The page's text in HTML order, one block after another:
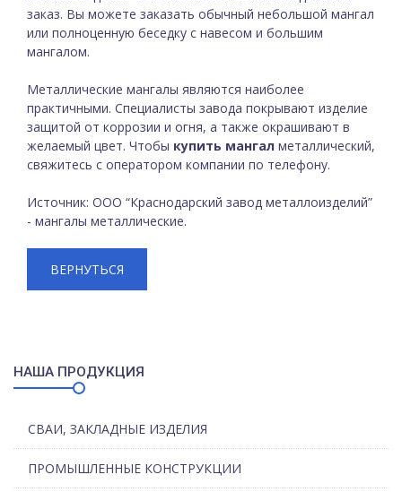
заказ. Вы можете заказать обычный небольшой мангал
или полноценную беседку с навесом и большим
мангалом.
Металлические мангалы являются наиболее
практичными. Специалисты завода покрывают изделие
защитой от коррозии и огня, а также окрашивают в
желаемый цвет. Чтобы купить мангал металлический,
свяжитесь с оператором компании по телефону.
Источник: ООО “Краснодарский завод металлоизделий”
- мангалы металлические.
ВЕРНУТЬСЯ
НАША ПРОДУКЦИЯ
СВАИ, ЗАКЛАДНЫЕ ИЗДЕЛИЯ
ПРОМЫШЛЕННЫЕ КОНСТРУКЦИИ